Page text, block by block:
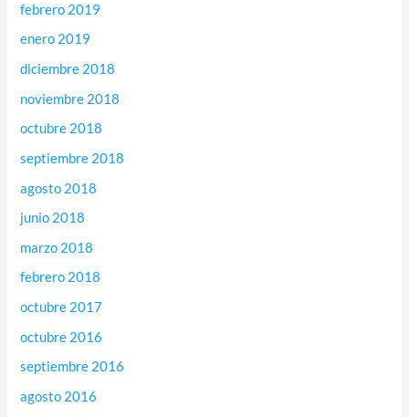
febrero 2019
enero 2019
diciembre 2018
noviembre 2018
octubre 2018
septiembre 2018
agosto 2018
junio 2018
marzo 2018
febrero 2018
octubre 2017
octubre 2016
septiembre 2016
agosto 2016